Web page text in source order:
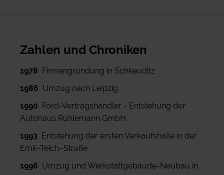
Zahlen und Chroniken
1978 Firmengründung in Schkeuditz
1986 Umzug nach Leipzig
1990 Ford-Vertragshändler - Entstehung der
Autohaus Rühlemann GmbH
1993 Entstehung der ersten Verkaufshalle in der
Emil–Teich–Straße
1996 Umzug und Werkstattgebäude-Neubau in